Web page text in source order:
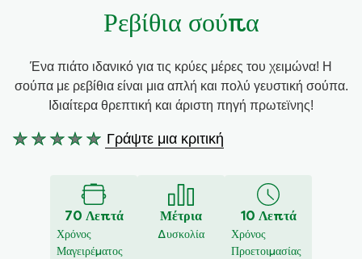
Συνταγές από την Μαργαρίτα Νικολαΐδη
Ρεβίθια σούπα
Ένα πιάτο ιδανικό για τις κρύες μέρες του χειμώνα! Η
σούπα με ρεβίθια είναι μια απλή και πολύ γευστική σούπα.
Ιδιαίτερα θρεπτική και άριστη πηγή πρωτεϊνης!
Δεν
αξιολογήσεις
Γράψτε μια κριτική
70 Λεπτά
Χρόνος
Μαγειρέματος
Μέτρια
Δυσκολία
10 Λεπτά
Χρόνος
Προετοιμασίας